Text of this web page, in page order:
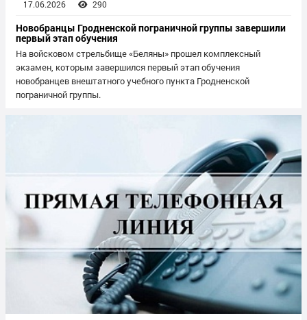
17.06.2026 290
Новобранцы Гродненской пограничной группы завершили
первый этап обучения
На войсковом стрельбище «Беляны» прошел комплексный
экзамен, которым завершился первый этап обучения
новобранцев внештатного учебного пункта Гродненской
пограничной группы.